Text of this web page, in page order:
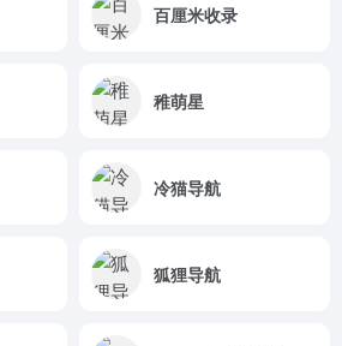
百厘米收录
稚萌星
冷猫导航
狐狸导航